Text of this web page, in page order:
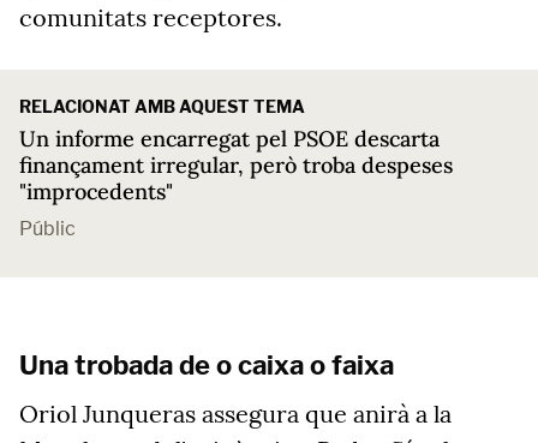
comunitats receptores.
RELACIONAT AMB AQUEST TEMA
Un informe encarregat pel PSOE descarta
finançament irregular, però troba despeses
"improcedents"
Públic
Una trobada de o caixa o faixa
Oriol Junqueras assegura que anirà a la